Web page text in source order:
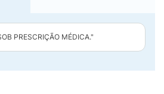
PRESCRIÇÃO MÉDICA."